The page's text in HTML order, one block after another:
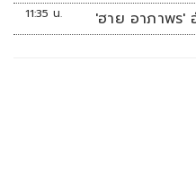
11:35 น. 'ฮาย อาภาพร'